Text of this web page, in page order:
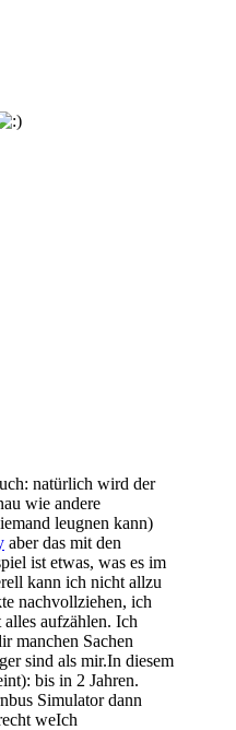
natürlich wird der
wie andere
leugnen kann)
aber das mit den
ist etwas, was es im
kann ich nicht allzu
nachvollziehen, ich
aufzählen. Ich
manchen Sachen
sind als mir.In diesem
bis in 2 Jahren.
Simulator dann
weIch